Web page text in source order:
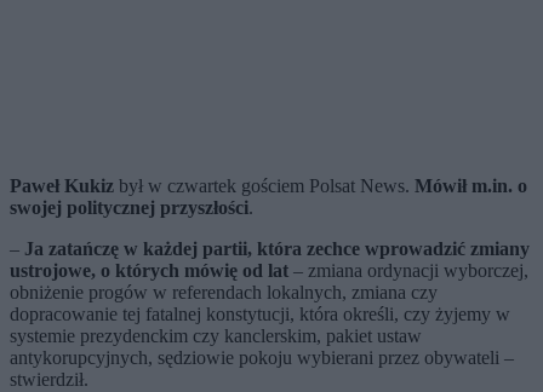
Paweł Kukiz był w czwartek gościem Polsat News. Mówił m.in. o
swojej politycznej przyszłości.
– Ja zatańczę w każdej partii, która zechce wprowadzić zmiany
ustrojowe, o których mówię od lat – zmiana ordynacji wyborczej,
obniżenie progów w referendach lokalnych, zmiana czy
dopracowanie tej fatalnej konstytucji, która określi, czy żyjemy w
systemie prezydenckim czy kanclerskim, pakiet ustaw
antykorupcyjnych, sędziowie pokoju wybierani przez obywateli –
stwierdził.